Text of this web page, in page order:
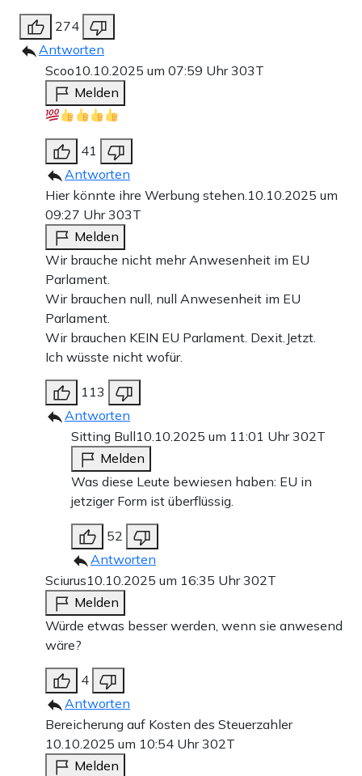
274
Antworten
Scoo10.10.2025 um 07:59 Uhr303T
Melden
41
Antworten
Hier könnte ihre Werbung stehen. 10.10.2025 um
09:27 Uhr303T
Melden
Wir brauche nicht mehr Anwesenheit im EU
Parlament.
Wir brauchen null, null Anwesenheit im EU
Parlament.
Wir brauchen KEIN EU Parlament. Dexit.Jetzt.
Ich wüsste nicht wofür.
113
Antworten
Sitting Bull10.10.2025 um 11:01 Uhr302T
Melden
Was diese Leute bewiesen haben: EU in
jetziger Form ist überflüssig.
52
Antworten
Sciurus10.10.2025 um 16:35 Uhr302T
Melden
Würde etwas besser werden, wenn sie anwesend
wäre?
4
Antworten
Bereicherung auf Kosten des Steuerzahler
10.10.2025 um 10:54 Uhr302T
Melden